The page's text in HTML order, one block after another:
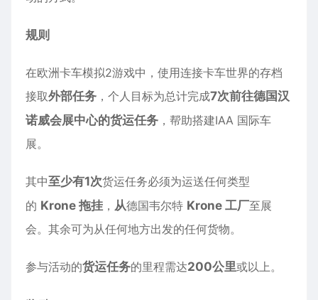
规则
在欧洲卡车模拟2游戏中，使用连接卡车世界的存档
接取外部任务 ，个人目标为总计完成7次前往德国汉
诺威会展中心的货运任务 ，帮助搭建IAA 国际车
展。
其中至少有1次货运任务必须为运送任何类型
的 Krone 拖挂 ， 从德国韦尔特 Krone 工厂至展
会。其余可为从任何地方出发的任何货物。
参与活动的货运任务的里程需达200公里或以上。